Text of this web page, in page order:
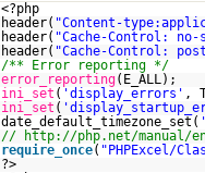
<?php
header( "Content-
header( "Cache-Control:
header( "Cache-Control:
/** Error reporting */
error_reporting(E_ALL);
ini_set ( 'display_errors' ,
ini_set (
date_default_timezone_set(
//
http://php.net/manual/
require_once( "PHPExcel/
?>